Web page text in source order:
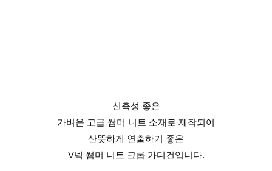
신축성 좋은
가벼운 고급 썸머 니트 소재로 제작되어
산뜻하게 연출하기 좋은
V넥 썸머 니트 크롭 가디건입니다.